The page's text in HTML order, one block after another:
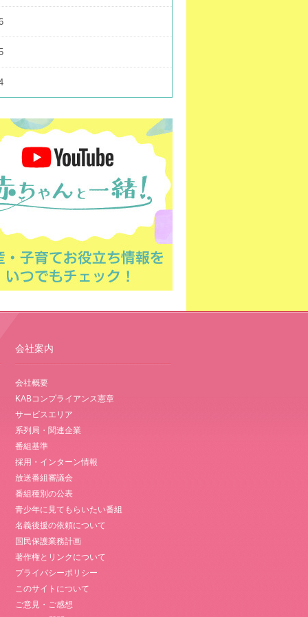
会社案内
会社概要
KABコンプライアンス憲章
サービスエリア
系列局・関連企業
番組基準
採用・インターン情報
放送番組審議会
番組種別の公表
青少年に見てもらいたい番組
名義後援の依頼について
国民保護業務計画
著作権とリンクについて
プライバシーポリシー
このサイトについて
ご意見・ご感想